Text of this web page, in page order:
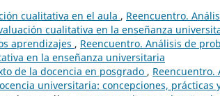
cualitativa en el aula , Reencuentro.
cualitativa en la enseñanza
aprendizajes , Reencuentro. Análisis de
en la enseñanza universitaria
de la docencia en posgrado , Reencuentro.
universitaria: concepciones, prácticas